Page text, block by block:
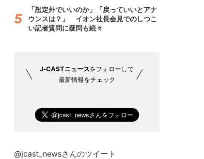
「想定外でいいのか」「戻っていいとアナ
ウンスは？」 イオン社長会見でのしつこ
い記者質問に疑問も続々
J-CASTニュースをフォローして
最新情報をチェック
@jcast_newsさんのツイート